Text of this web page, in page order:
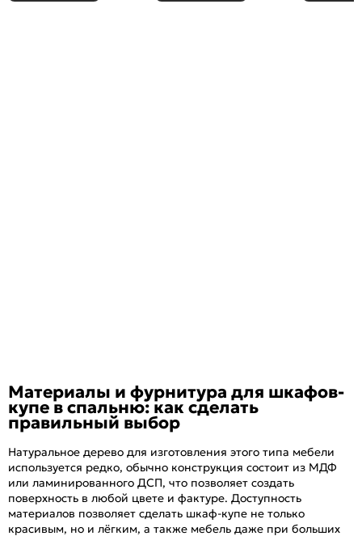
Материалы и фурнитура для шкафов-
купе в спальню: как сделать
правильный выбор
Натуральное дерево для изготовления этого типа мебели
используется редко, обычно конструкция состоит из МДФ
или ламинированного ДСП, что позволяет создать
поверхность в любой цвете и фактуре. Доступность
материалов позволяет сделать шкаф-купе не только
красивым, но и лёгким, а также мебель даже при больших